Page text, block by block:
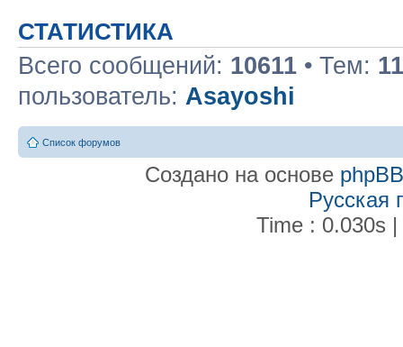
СТАТИСТИКА
Всего сообщений: 10611 • Тем:
пользователь: Asayoshi
Список форумов
Создано на основе phpBB
Русская
Time : 0.030s